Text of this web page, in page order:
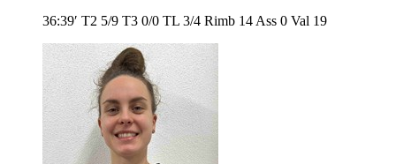
36:39′ T2 5/9 T3 0/0 TL 3/4 Rimb 14 Ass 0 Val 19